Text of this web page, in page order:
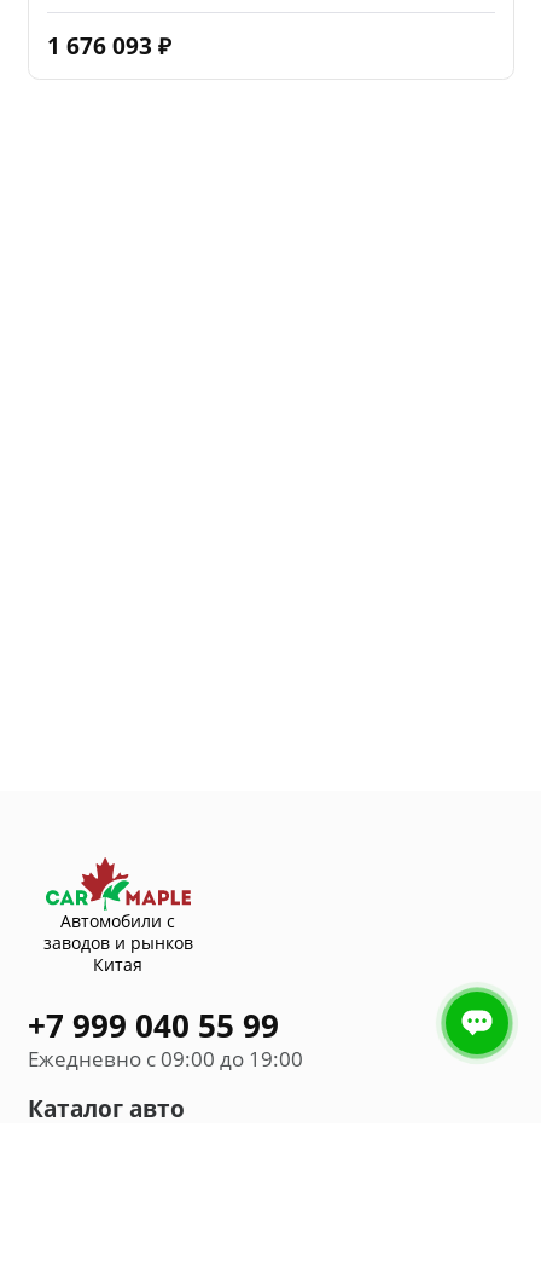
1 676 093 ₽
Автомобили с
заводов и рынков
Китая
+7 999 040 55 99
Ежедневно с 09:00 до 19:00
Каталог авто